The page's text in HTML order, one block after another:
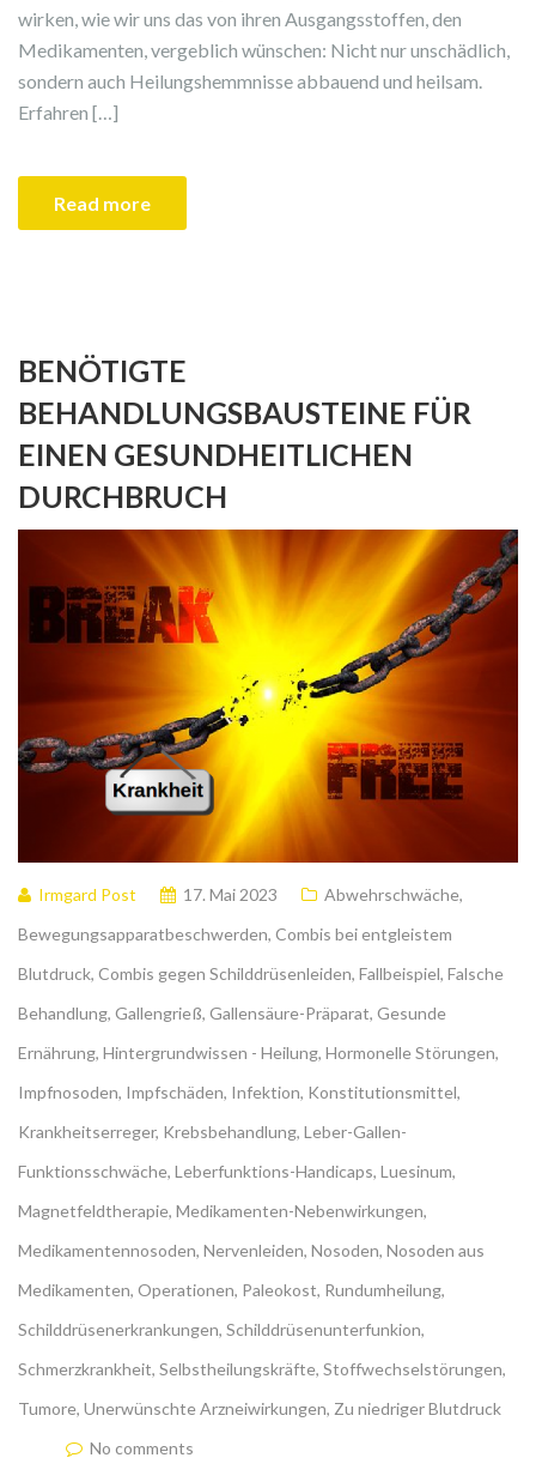
wirken, wie wir uns das von ihren Ausgangsstoffen, den
Medikamenten, vergeblich wünschen: Nicht nur unschädlich,
sondern auch Heilungshemmnisse abbauend und heilsam.
Erfahren […]
Read more
BENÖTIGTE
BEHANDLUNGSBAUSTEINE FÜR
EINEN GESUNDHEITLICHEN
DURCHBRUCH
Irmgard Post 17. Mai 2023 Abwehrschwäche,
Bewegungsapparatbeschwerden, Combis bei entgleistem
Blutdruck, Combis gegen Schilddrüsenleiden, Fallbeispiel, Falsche
Behandlung, Gallengrieß, Gallensäure-Präparat, Gesunde
Ernährung, Hintergrundwissen - Heilung, Hormonelle Störungen,
Impfnosoden, Impfschäden, Infektion, Konstitutionsmittel,
Krankheitserreger, Krebsbehandlung, Leber-Gallen-
Funktionsschwäche, Leberfunktions-Handicaps, Luesinum,
Magnetfeldtherapie, Medikamenten-Nebenwirkungen,
Medikamentennosoden, Nervenleiden, Nosoden, Nosoden aus
Medikamenten, Operationen, Paleokost, Rundumheilung,
Schilddrüsenerkrankungen, Schilddrüsenunterfunkion,
Schmerzkrankheit, Selbstheilungskräfte, Stoffwechselstörungen,
Tumore, Unerwünschte Arzneiwirkungen, Zu niedriger Blutdruck
No comments